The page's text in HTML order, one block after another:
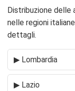
Distribuzione delle
nelle regioni
dettagli.
▶ Lombardia
▶ Lazio